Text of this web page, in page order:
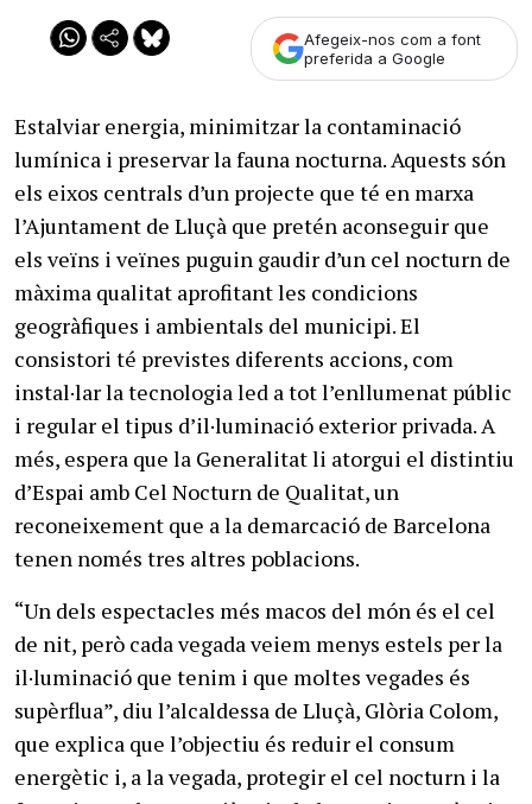
Afegeix-nos com a font
preferida a Google
Estalviar energia, minimitzar la contaminació
lumínica i preservar la fauna nocturna. Aquests són
els eixos centrals d’un projecte que té en marxa
l’Ajuntament de Lluçà que pretén aconseguir que
els veïns i veïnes puguin gaudir d’un cel nocturn de
màxima qualitat aprofitant les condicions
geogràfiques i ambientals del municipi. El
consistori té previstes diferents accions, com
instal·lar la tecnologia led a tot l’enllumenat públic
i regular el tipus d’il·luminació exterior privada. A
més, espera que la Generalitat li atorgui el distintiu
d’Espai amb Cel Nocturn de Qualitat, un
reconeixement que a la demarcació de Barcelona
tenen només tres altres poblacions.
“Un dels espectacles més macos del món és el cel
de nit, però cada vegada veiem menys estels per la
il·luminació que tenim i que moltes vegades és
supèrflua”, diu l’alcaldessa de Lluçà, Glòria Colom,
que explica que l’objectiu és reduir el consum
energètic i, a la vegada, protegir el cel nocturn i la